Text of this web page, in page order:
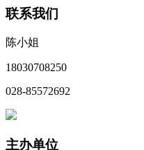
联系我们
陈小姐
18030708250
028-85572692
主办单位